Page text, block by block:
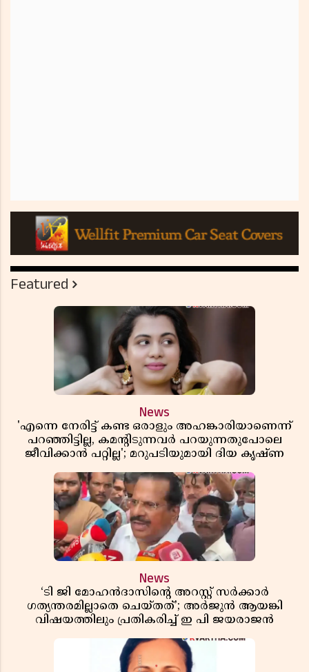
Featured
News
'എന്നെ നേരിട്ട് കണ്ട ഒരാളും അഹങ്കാരിയാണെന്ന്
പറഞ്ഞിട്ടില്ല, കമൻ്റിടുന്നവർ പറയുന്നതുപോലെ
ജീവിക്കാൻ പറ്റില്ല'; മറുപടിയുമായി ദിയ കൃഷ്ണ
News
‘ടി ജി മോഹൻദാസിൻ്റെ അറസ്റ്റ് സർക്കാർ
ഗത്യന്തരമില്ലാതെ ചെയ്തത്’; അർജുൻ ആയങ്കി
വിഷയത്തിലും പ്രതികരിച്ച് ഇ പി ജയരാജൻ